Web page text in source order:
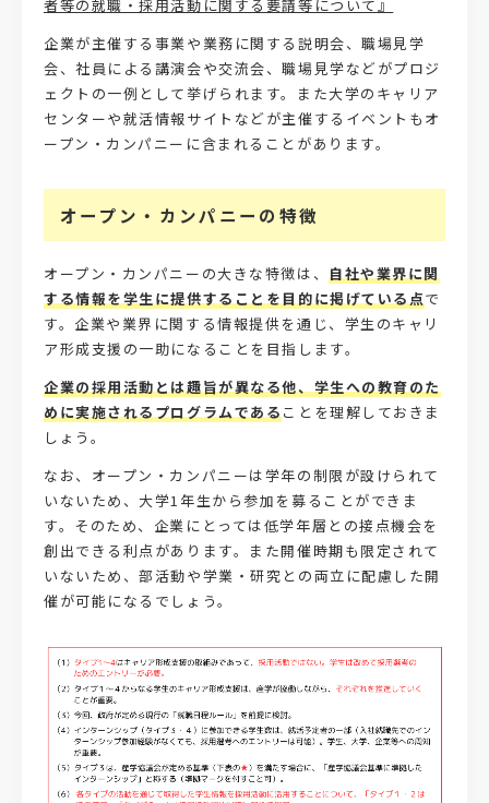
者等の就職・採用活動に関する要請等について』
企業が主催する事業や業務に関する説明会、職場見学
会、社員による講演会や交流会、職場見学などがプロジ
ェクトの一例として挙げられます。また大学のキャリア
センターや就活情報サイトなどが主催するイベントもオ
ープン・カンパニーに含まれることがあります。
オープン・カンパニーの特徴
オープン・カンパニーの大きな特徴は、
自社や業界に関
する情報を学生に提供することを目的に掲げている点で
す。企業や業界に関する情報提供を通じ、学生のキャリ
ア形成支援の一助になることを目指します。
企業の採用活動とは趣旨が異なる他、学生への教育のた
めに実施されるプログラムである ことを理解しておきま
しょう。
なお、オープン・カンパニーは学年の制限が設けられて
いないため、大学1年生から参加を募ることができま
す。そのため、企業にとっては低学年層との接点機会を
創出できる利点があります。また開催時期も限定されて
いないため、部活動や学業・研究との両立に配慮した開
催が可能になるでしょう。